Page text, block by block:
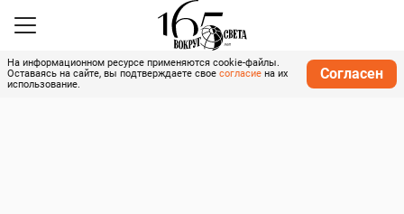
На информационном ресурсе применяются cookie-файлы.
Оставаясь на сайте, вы подтверждаете свое согласие на их
использование.
Согласен